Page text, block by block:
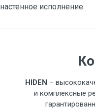
настенное исполнение.
HIDEN –
и комплексные